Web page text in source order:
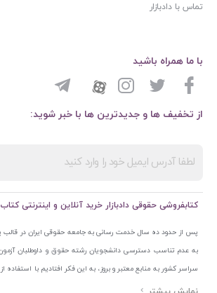
تماس با دادبازار
از تخفیف ها و جدیدترین ها با خبر شوید:
با ما همراه باشید
کتابفروشی حقوقی دادبازار خرید آنلاین و اینترنتی
پس از حدود ده سال خدمت رسانی به جامعه حقوقی ایران در قالب
به عدم تناسب دسترسی دانشجویان رشته حقوق و داوطلبان
سراسر کشور به منابع معتبر و بروز، به این فکر افتادیم با
ای اختبار خدمتی جدید به جامعه حقوقی ایران ارائه کنیم. به این